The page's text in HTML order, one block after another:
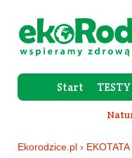
Start
Ekorodzice.pl › EKOTATA